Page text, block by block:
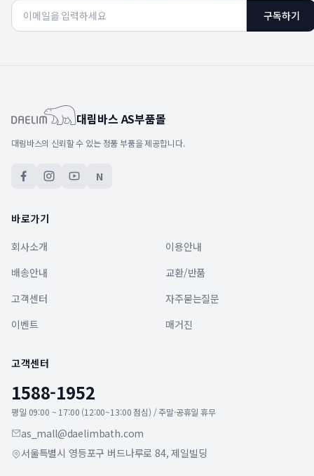
구독하기
대림바스 AS부품몰
대림바스의 신뢰할 수 있는 정품 부품을 제공합니다.
N
바로가기
회사소개
이용안내
배송안내
교환/반품
고객센터
자주묻는질문
이벤트
매거진
고객센터
1588-1952
평일 09:00 ~ 17:00 (12:00~13:00 점심) / 주말·공휴일 휴무
as_mall@daelimbath.com
서울특별시 영등포구 버드나루로 84, 제일빌딩